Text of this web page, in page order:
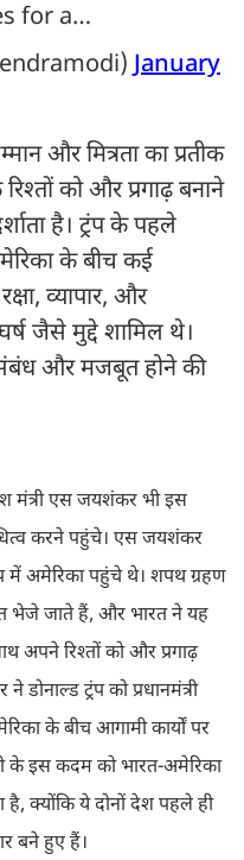
for a…
January
और मित्रता का प्रतीक
को और प्रगाढ़ बनाने
है। ट्रंप के पहले
के बीच कई
व्यापार, और
जैसे मुद्दे शामिल थे।
और मजबूत होने की
मंत्री एस जयशंकर भी इस
करने पहुंचे। एस जयशंकर
में अमेरिका पहुंचे थे। शपथ ग्रहण
भेजे जाते हैं, और भारत ने यह
अपने रिश्तों को और प्रगाढ़
ट्रंप को प्रधानमंत्री
के बीच आगामी कार्यों पर
के इस कदम को भारत-अमेरिका
क्योंकि ये दोनों देश पहले ही
बने हुए हैं।